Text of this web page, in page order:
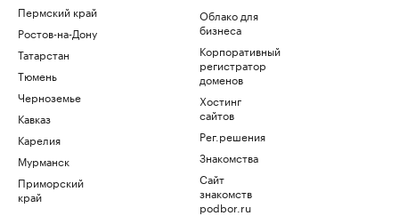
Пермский край
Ростов-на-Дону
Татарстан
Тюмень
Черноземье
Кавказ
Карелия
Мурманск
Приморский
край
Облако для
бизнеса
Корпоративный
регистратор
доменов
Хостинг
сайтов
Рег.решения
Знакомства
Сайт
знакомств
podbor.ru